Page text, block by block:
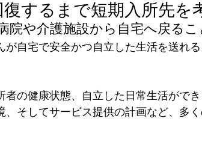
） 職場環境 超高齢化社会 施
するまで短期入所先を
院や介護施設から自宅へ戻るこ
が自宅で安全かつ自立した生活を送れ
の健康状態、自立した日常生活がで
、そしてサービス提供の計画など、多